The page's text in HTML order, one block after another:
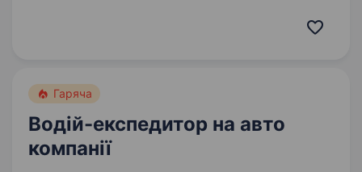
бутану, для розширення штату набирає водіїв-
Гаряча
Водій-експедитор на авто
компанії